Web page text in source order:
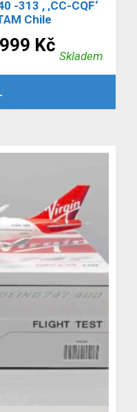
-313 , ‚CC-CQF‘
Chile
Kč
cena
Skladem